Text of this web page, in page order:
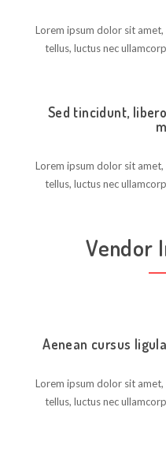
Lorem ipsum dolor sit
tellus, luctus nec
Sed tincidunt,
Lorem ipsum dolor sit
tellus, luctus nec
Vendor
Aenean cursus
Lorem ipsum dolor sit
tellus, luctus nec